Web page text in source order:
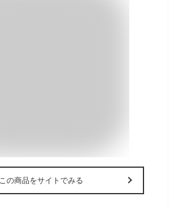
この商品をサイトでみる